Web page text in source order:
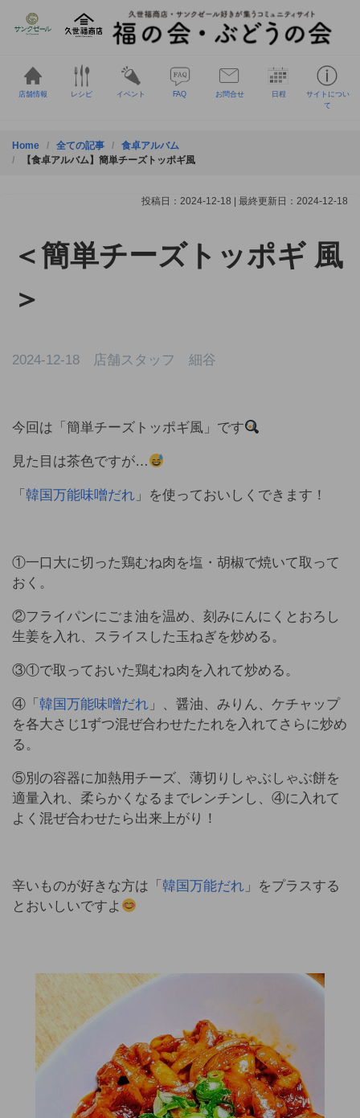
店舗情報 レシピ イベント FAQ お問合せ 日程
サイトについ
て
Home 全ての記事
食卓アルバム
【食卓アルバム】簡単チーズトッポギ風
投稿日：2024-12-18 | 最終更新日：2024-12-18
＜簡単チーズトッポギ 風
＞
2024-12-18 店舗スタッフ 細谷
今回は「簡単チーズトッポギ風」です
見た目は茶色ですが…
「 韓国万能味噌だれ 」を使っておいしくできます！
①一口大に切った鶏むね肉を塩・胡椒で焼いて取って
おく。
②フライパンにごま油を温め、刻みにんにくとおろし
生姜を入れ、スライスした玉ねぎを炒める。
③①で取っておいた鶏むね肉を入れて炒める。
④「 韓国万能味噌だれ 」、醤油、みりん、ケチャップ
を各大さじ1ずつ混ぜ合わせたたれを入れてさらに炒め
る。
⑤別の容器に加熱用チーズ、薄切りしゃぶしゃぶ餅を
適量入れ、柔らかくなるまでレンチンし、④に入れて
よく混ぜ合わせたら出来上がり！
辛いものが好きな方は「 韓国万能だれ 」をプラスする
とおいしいですよ